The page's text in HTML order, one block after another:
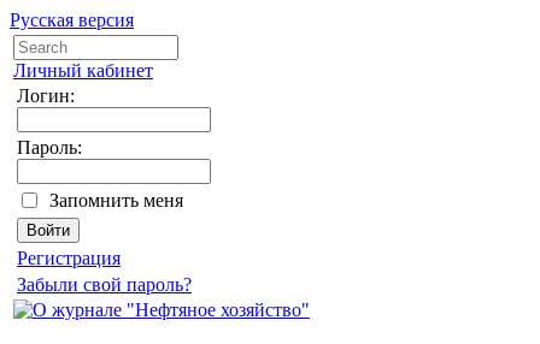
Русская версия
Личный кабинет
Логин:
Пароль:
Запомнить меня
Регистрация
Забыли свой пароль?